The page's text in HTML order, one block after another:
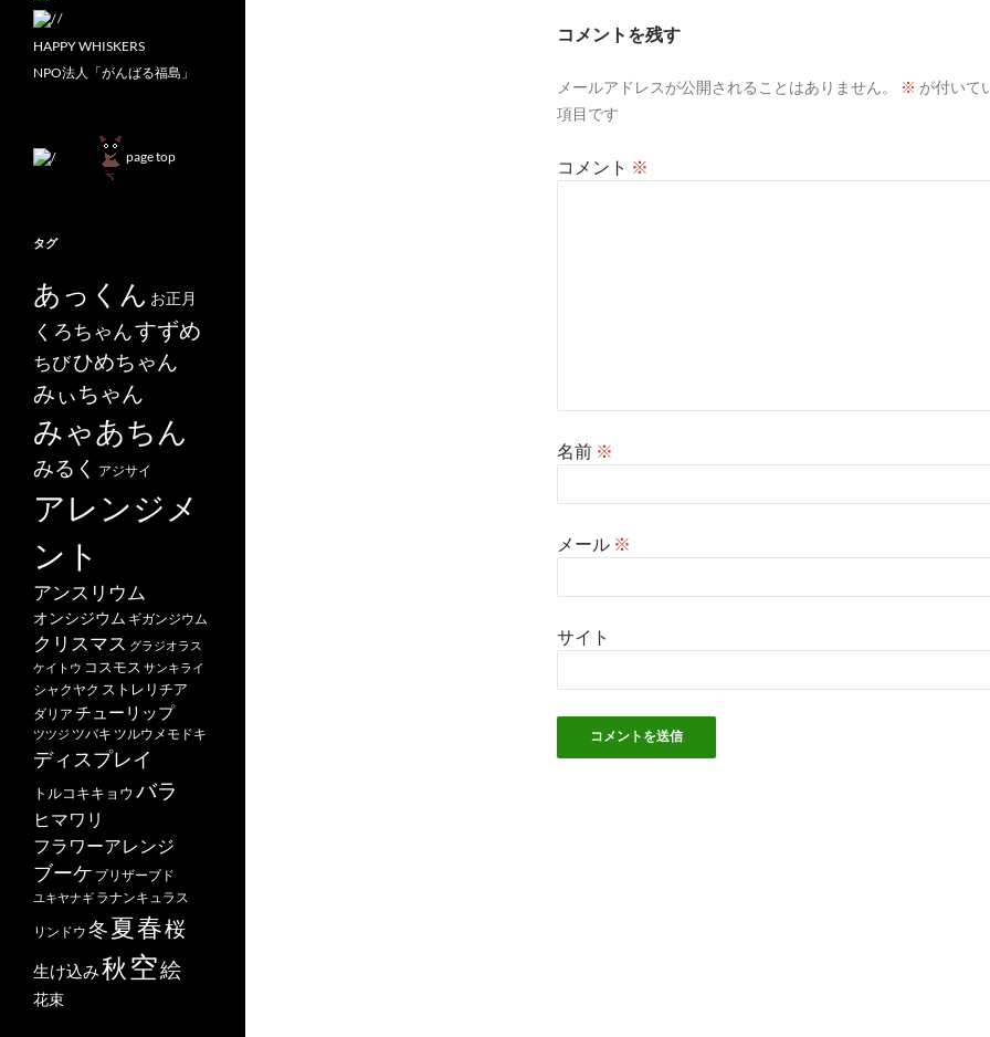
ョ
コメントを残す
メールアドレスが公開されることはありません。 ※ が付いて
項目です
コメント ※
名前 ※
メール ※
サイト
/
HAPPY WHISKERS
NPO法人「がんばる福島」
page top
タグ
あっくん お正月
くろちゃんすずめ
ちびひめちゃん
みぃちゃん
みゃあちん
みるく アジサイ
アレンジメ
ント
アンスリウム
オンシジウム ギガンジウム
クリスマス グラジオラス
ケイトウ コスモス サンキライ
シャクヤク ストレリチア
ダリア チューリップ
ツツジ ツバキ ツルウメモドキ
ディスプレイ
トルコキキョウ バラ
ヒマワリ
フラワーアレンジ
ブーケ プリザーブド
ユキヤナギ ラナンキュラス
リンドウ 冬夏春桜
生け込み秋 空絵
花束